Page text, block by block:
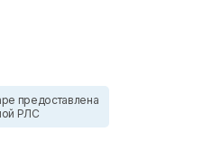
предоставлена
РЛС